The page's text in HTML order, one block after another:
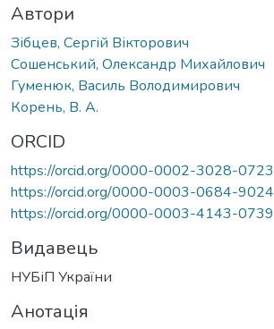
Автори
Зібцев, Сергій Вікторович
Сошенський, Олександр Михайлович
Гуменюк, Василь Володимирович
Корень, В. А.
ORCID
https://orcid.org/0000-0002-3028-0723
https://orcid.org/0000-0003-0684-9024
https://orcid.org/0000-0003-4143-0739
Видавець
НУБіП України
Анотація